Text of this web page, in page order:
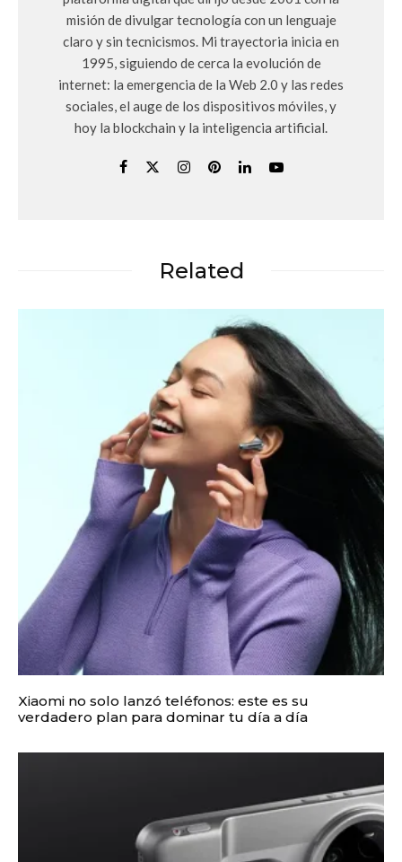
misión de divulgar tecnología con un lenguaje
claro y sin tecnicismos. Mi trayectoria inicia en
1995, siguiendo de cerca la evolución de
internet: la emergencia de la Web 2.0 y las redes
sociales, el auge de los dispositivos móviles, y
hoy la blockchain y la inteligencia artificial.
Related
Xiaomi no solo lanzó teléfonos: este es su
verdadero plan para dominar tu día a día